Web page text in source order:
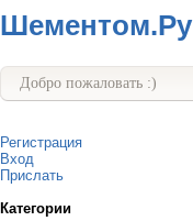
Шементом.Ру
Добро пожаловать :)
Регистрация
Вход
Прислать
Категории